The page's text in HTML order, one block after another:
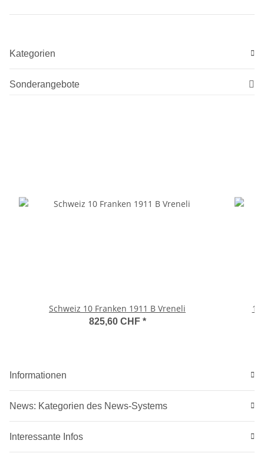
Kategorien
Sonderangebote
Schweiz 10 Franken 1911 B Vreneli
825,60 CHF *
Informationen
News: Kategorien des News-Systems
Interessante Infos